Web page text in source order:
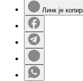
Линк је